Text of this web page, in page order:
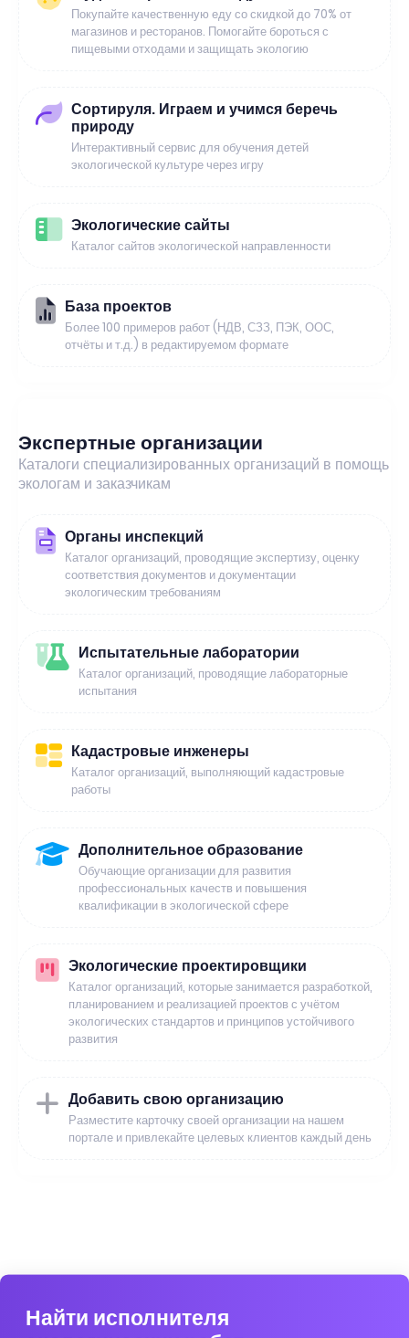
Покупайте качественную еду со скидкой до 70% от
магазинов и ресторанов. Помогайте бороться с
пищевыми отходами и защищать экологию
Сортируля. Играем и учимся беречь
природу
Интерактивный сервис для обучения детей
экологической культуре через игру
Экологические сайты
Каталог сайтов экологической направленности
База проектов
Более 100 примеров работ (НДВ, СЗЗ, ПЭК, ООС,
отчёты и т.д.) в редактируемом формате
Экспертные организации
Каталоги специализированных организаций в помощь
экологам и заказчикам
Органы инспекций
Каталог организаций, проводящие экспертизу, оценку
соответствия документов и документации
экологическим требованиям
Испытательные лаборатории
Каталог организаций, проводящие лабораторные
испытания
Кадастровые инженеры
Каталог организаций, выполняющий кадастровые
работы
Дополнительное образование
Обучающие организации для развития
профессиональных качеств и повышения
квалификации в экологической сфере
Экологические проектировщики
Каталог организаций, которые занимается разработкой,
планированием и реализацией проектов с учётом
экологических стандартов и принципов устойчивого
развития
Добавить свою организацию
Разместите карточку своей организации на нашем
портале и привлекайте целевых клиентов каждый день
Найти исполнителя